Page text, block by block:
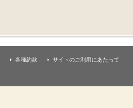
各種約款 サイトのご利用にあたって